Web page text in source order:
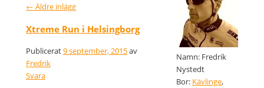
← Äldre inlägg
Xtreme Run i Helsingborg
Publicerat9 september, 2015av
Fredrik
Svara
Namn: Fredrik
Nystedt
Bor: Kävlinge,